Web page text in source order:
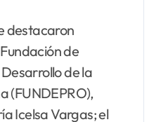
destacaron
de
de la
(FUNDEPRO),
Icelsa Vargas; el